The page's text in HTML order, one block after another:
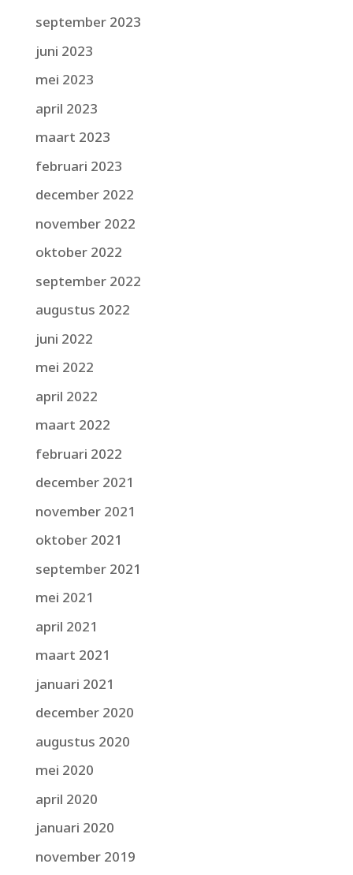
september 2023
juni 2023
mei 2023
april 2023
maart 2023
februari 2023
december 2022
november 2022
oktober 2022
september 2022
augustus 2022
juni 2022
mei 2022
april 2022
maart 2022
februari 2022
december 2021
november 2021
oktober 2021
september 2021
mei 2021
april 2021
maart 2021
januari 2021
december 2020
augustus 2020
mei 2020
april 2020
januari 2020
november 2019